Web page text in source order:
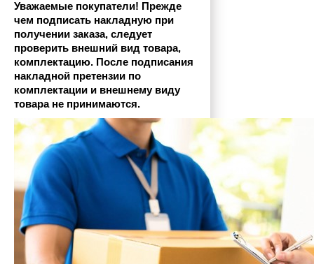
Уважаемые покупатели! Прежде
чем подписать накладную при
получении заказа, следует
проверить внешний вид товара,
комплектацию. После подписания
накладной претензии по
комплектации и внешнему виду
товара не принимаются.